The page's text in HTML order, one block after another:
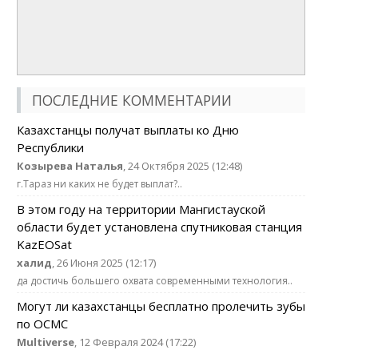
ПОСЛЕДНИЕ КОММЕНТАРИИ
Казахстанцы получат выплаты ко Дню
Республики
Козырева Наталья, 24 Октября 2025 (12:48)
г.Тараз ни каких не будет выплат?..
В этом году на территории Мангистауской
области будет установлена спутниковая станция
KazEOSat
халид, 26 Июня 2025 (12:17)
да достичь большего охвата современными технология..
Могут ли казахстанцы бесплатно пролечить зубы
по ОСМС
Multiverse, 12 Февраля 2024 (17:22)